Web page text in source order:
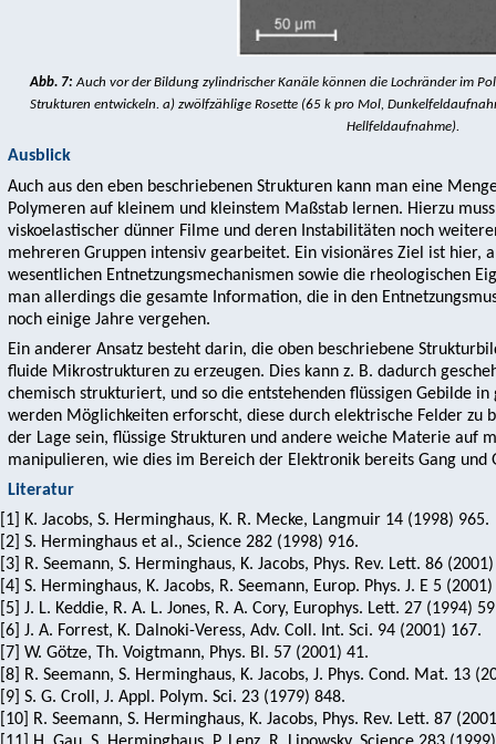
Abb. 7: Auch vor der Bildung zylindrischer Kanäle können die Lochränder im
Strukturen entwickeln. a) zwölfzählige Rosette (65 k pro Mol,
Hellfeldaufnahme).
Ausblick
Auch aus den eben beschriebenen Strukturen kann man eine
Polymeren auf kleinem und kleinstem Maßstab lernen. Hierzu
viskoelastischer dünner Filme und deren Instabilitäten noch
mehreren Gruppen intensiv gearbeitet. Ein visionäres Ziel ist hier,
wesentlichen Entnetzungsmechanismen sowie die rheologischen
man allerdings die gesamte Information, die in den
noch einige Jahre vergehen.
Ein anderer Ansatz besteht darin, die oben beschriebene
fluide Mikrostrukturen zu erzeugen. Dies kann z. B. dadurch
chemisch strukturiert, und so die entstehenden flüssigen Gebilde
werden Möglichkeiten erforscht, diese durch elektrische Felder zu
der Lage sein, flüssige Strukturen und andere weiche Materie auf
manipulieren, wie dies im Bereich der Elektronik bereits Gang und
Literatur
[1] K. Jacobs, S. Herminghaus, K. R. Mecke, Langmuir 14 (1998) 965.
[2] S. Herminghaus et al., Science 282 (1998) 916.
[3] R. Seemann, S. Herminghaus, K. Jacobs, Phys. Rev. Lett. 86
[4] S. Herminghaus, K. Jacobs, R. Seemann, Europ. Phys. J. E 5
[5] J. L. Keddie, R. A. L. Jones, R. A. Cory, Europhys. Lett. 27 (1994)
[6] J. A. Forrest, K. Dalnoki-Veress, Adv. Coll. Int. Sci. 94 (2001) 167.
[7] W. Götze, Th. Voigtmann, Phys. Bl. 57 (2001) 41.
[8] R. Seemann, S. Herminghaus, K. Jacobs, J. Phys. Cond. Mat. 13
[9] S. G. Croll, J. Appl. Polym. Sci. 23 (1979) 848.
[10] R. Seemann, S. Herminghaus, K. Jacobs, Phys. Rev. Lett. 87